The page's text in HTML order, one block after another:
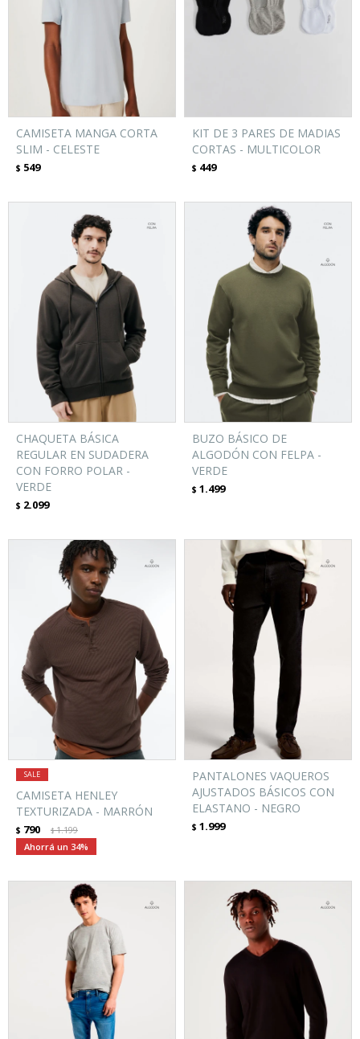
CAMISETA MANGA CORTA
SLIM - CELESTE
$ 549
KIT DE 3 PARES DE MADIAS
CORTAS - MULTICOLOR
$ 449
CHAQUETA BÁSICA
REGULAR EN SUDADERA
CON FORRO POLAR -
VERDE
$ 2.099
BUZO BÁSICO DE
ALGODÓN CON FELPA -
VERDE
$ 1.499
CAMISETA HENLEY
TEXTURIZADA - MARRÓN
$ 790 $1.199
34
PANTALONES VAQUEROS
AJUSTADOS BÁSICOS CON
ELASTANO - NEGRO
$ 1.999